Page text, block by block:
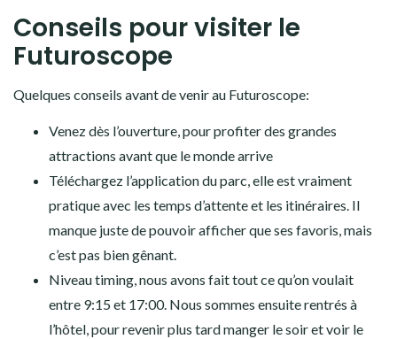
Conseils pour visiter le
Futuroscope
Quelques conseils avant de venir au Futuroscope:
Venez dès l’ouverture, pour profiter des grandes
attractions avant que le monde arrive
Téléchargez l’application du parc, elle est vraiment
pratique avec les temps d’attente et les itinéraires. Il
manque juste de pouvoir afficher que ses favoris, mais
c’est pas bien gênant.
Niveau timing, nous avons fait tout ce qu’on voulait
entre 9:15 et 17:00. Nous sommes ensuite rentrés à
l’hôtel, pour revenir plus tard manger le soir et voir le